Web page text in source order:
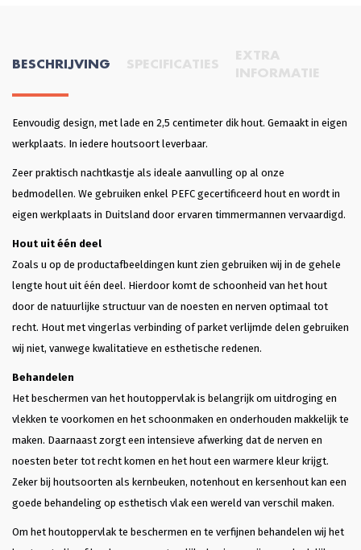
BESCHRIJVING SPECIFICATIES
EXTRA
INFORMATIE
Eenvoudig design, met lade en 2,5 centimeter dik hout. Gemaakt in eigen
werkplaats. In iedere houtsoort leverbaar.
Zeer praktisch nachtkastje als ideale aanvulling op al onze
bedmodellen. We gebruiken enkel PEFC gecertificeerd hout en wordt in
eigen werkplaats in Duitsland door ervaren timmermannen vervaardigd.
Hout uit één deel
Zoals u op de productafbeeldingen kunt zien gebruiken wij in de gehele
lengte hout uit één deel. Hierdoor komt de schoonheid van het hout
door de natuurlijke structuur van de noesten en nerven optimaal tot
recht. Hout met vingerlas verbinding of parket verlijmde delen gebruiken
wij niet, vanwege kwalitatieve en esthetische redenen.
Behandelen
Het beschermen van het houtoppervlak is belangrijk om uitdroging en
vlekken te voorkomen en het schoonmaken en onderhouden makkelijk te
maken. Daarnaast zorgt een intensieve afwerking dat de nerven en
noesten beter tot recht komen en het hout een warmere kleur krijgt.
Zeker bij houtsoorten als kernbeuken, notenhout en kersenhout kan een
goede behandeling op esthetisch vlak een wereld van verschil maken.
Om het houtoppervlak te beschermen en te verfijnen behandelen wij het